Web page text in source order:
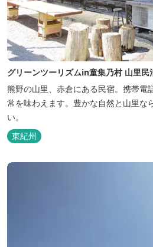
グリーンツーリズムin童集乃村 山里民
熊野の山里、赤倉にある民宿。携帯電
常を味わえます。豊かな自然と山里な
い。
東紀州